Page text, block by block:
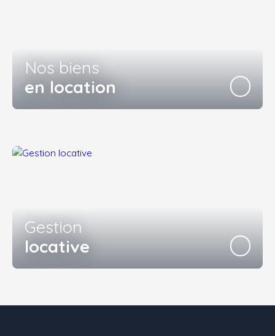
Nos biens
en location
Gestion
locative